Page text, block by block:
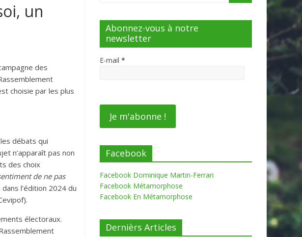
un
des
choisie par les plus
débats qui
n’apparaît pas non
des choix
de ne pas
l’édition 2024 du
électoraux.
Abonnez-vous à notre
newsletter
E-mail *
Facebook
Facebook Dominique Martin-Ferrari
Facebook Métamorphose
Facebook En Métamorphose
Dernièrs Articles